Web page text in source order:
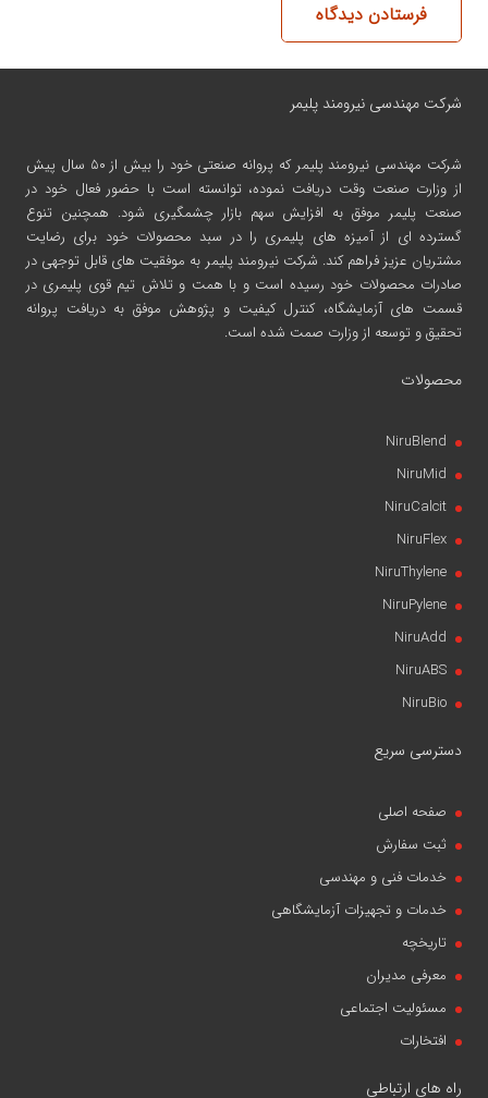
فرستادن دیدگاه
شرکت مهندسی نیرومند پلیمر
شرکت مهندسی نیرومند پلیمر
که پروانه صنعتی خود را بیش از ۵۰ سال پیش
از وزارت صنعت وقت دریافت نموده، توانسته است با حضور فعال خود در
صنعت پلیمر موفق به افزایش سهم بازار چشمگیری شود. همچنین تنوع
گسترده ای از آمیزه های پلیمری را در سبد محصولات خود برای رضایت
مشتریان عزیز فراهم کند. شرکت نیرومند پلیمر به موفقیت های قابل توجهی در
صادرات محصولات خود رسیده است و با همت و تلاش تیم قوی پلیمری در
قسمت های آزمایشگاه، کنترل کیفیت و پژوهش موفق به دریافت پروانه
تحقیق و توسعه از وزارت صمت شده است.
محصولات
NiruBlend
NiruMid
NiruCalcit
NiruFlex
NiruThylene
NiruPylene
NiruAdd
NiruABS
NiruBio
دسترسی سریع
صفحه اصلی
ثبت سفارش
خدمات فنی و مهندسی
خدمات و تجهیزات آزمایشگاهی
تاریخچه
معرفی مدیران
مسئولیت اجتماعی
افتخارات
راه های ارتباطی